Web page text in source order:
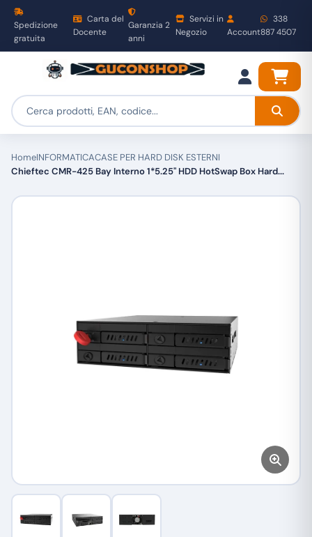
Spedizione
gratuita
Carta del
Docente
Garanzia 2
anni
Servizi in
Negozio
Account
338
887 4507
HomeINFORMATICACASE PER HARD DISK ESTERNI
Chieftec CMR-425 Bay Interno 1*5.25" HDD HotSwap Box Hard...